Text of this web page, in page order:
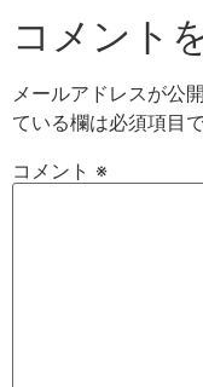
コメント
メールアドレスが公
ている欄は必須項目
コメント ※